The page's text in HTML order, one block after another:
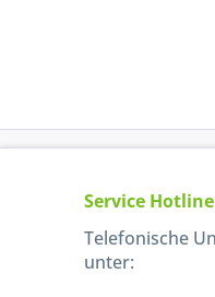
Service Hotline
Telefonische
unter: